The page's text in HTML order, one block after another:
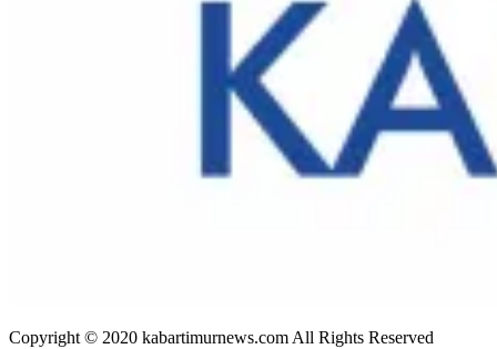
Copyright © 2020 kabartimurnews.com All Rights Reserved